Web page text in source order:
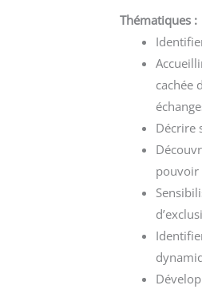
Thématiques :
cachée
Décrire
pouvoir